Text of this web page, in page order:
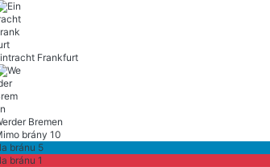
Frankfurt
Bremen
brány 10
bránu 5
bránu 1